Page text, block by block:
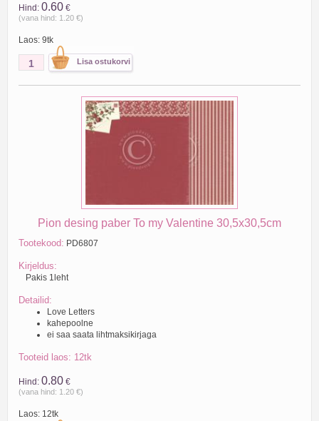
Hind: 0.60 €
(vana hind: 1.20 €)
Laos: 9tk
Pion desing paber To my Valentine 30,5x30,5cm
Tootekood: PD6807
Kirjeldus:
Pakis 1leht
Detailid:
Love Letters
kahepoolne
ei saa saata lihtmaksikirjaga
Tooteid laos: 12tk
Hind: 0.80 €
(vana hind: 1.20 €)
Laos: 12tk